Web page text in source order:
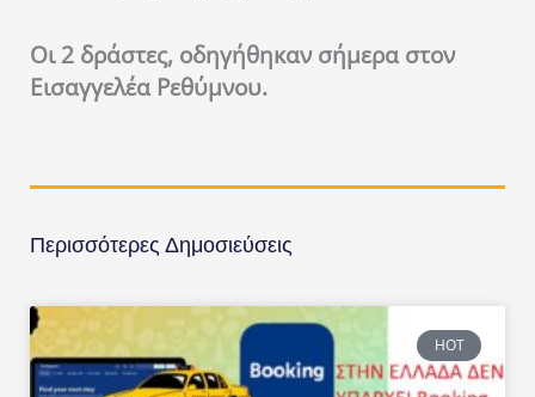
Οι 2 δράστες, οδηγήθηκαν σήμερα στον
Εισαγγελέα Ρεθύμνου.
Περισσότερες Δημοσιεύσεις
HOT